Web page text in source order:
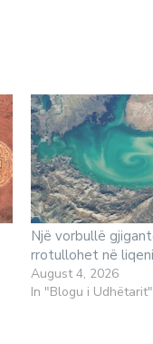
Një vorbullë
rrotullohet në
August 4, 2026
In "Blogu i Udhëtarit"